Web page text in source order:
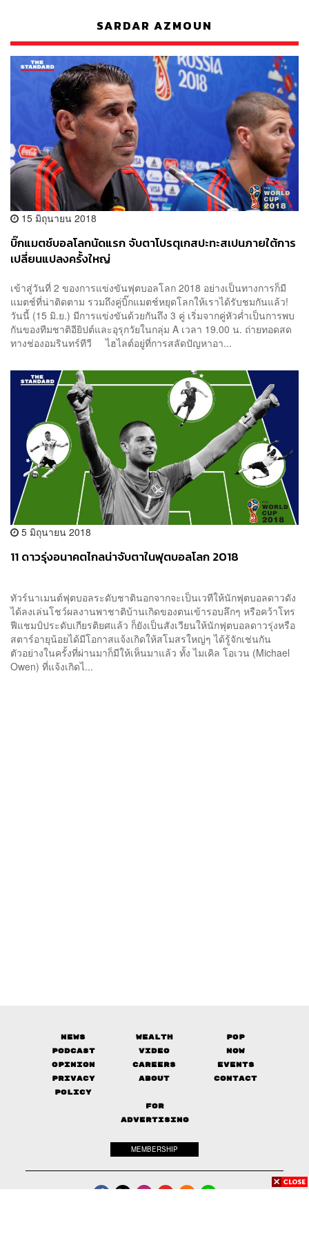
SARDAR AZMOUN
15 มิถุนายน 2018
บิ๊กแมตช์บอลโลกนัดแรก จับตาโปรตุเกสปะทะสเปนภายใต้การ
เปลี่ยนแปลงครั้งใหญ่
เข้าสู่วันที่ 2 ของการแข่งขันฟุตบอลโลก 2018 อย่างเป็นทางการก็มี
แมตช์ที่น่าติดตาม รวมถึงคู่บิ๊กแมตช์หยุดโลกให้เราได้รับชมกันแล้ว!
วันนี้ (15 มิ.ย.) มีการแข่งขันด้วยกันถึง 3 คู่ เริ่มจากคู่หัวค่ำเป็นการพบ
กันของทีมชาติอียิปต์และอุรุกวัยในกลุ่ม A เวลา 19.00 น. ถ่ายทอดสด
ทางช่องอมรินทร์ทีวี ไฮไลต์อยู่ที่การสลัดปัญหาอา...
5 มิถุนายน 2018
11 ดาวรุ่งอนาคตไกลน่าจับตาในฟุตบอลโลก 2018
ทัวร์นาเมนต์ฟุตบอลระดับชาตินอกจากจะเป็นเวทีให้นักฟุตบอลดาวดัง
ได้ลงเล่นโชว์ผลงานพาชาติบ้านเกิดของตนเข้ารอบลึกๆ หรือคว้าโทร
ฟีแชมป์ประดับเกียรติยศแล้ว ก็ยังเป็นสังเวียนให้นักฟุตบอลดาวรุ่งหรือ
สตาร์อายุน้อยได้มีโอกาสแจ้งเกิดให้สโมสรใหญ่ๆ ได้รู้จักเช่นกัน
ตัวอย่างในครั้งที่ผ่านมาก็มีให้เห็นมาแล้ว ทั้ง ไมเคิล โอเวน (Michael
Owen) ที่แจ้งเกิดไ...
News Wealth
Pop
Podcast
Video
Now
Opinion
Careers
Events
Privacy
Policy
About Contact
FOR
ADVERTISING
MEMBERSHIP